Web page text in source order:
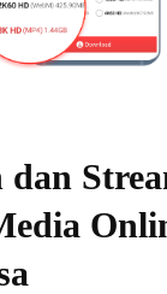
dan